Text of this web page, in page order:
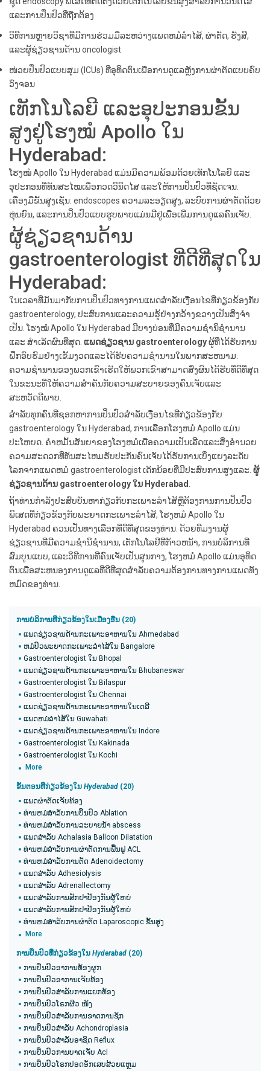
ແລະການປິ່ນປົວທີ່ຖືກຕ້ອງ
ວິທີການຫຼາຍວິຊາທີ່ມີການຮ່ວມມືລະຫວ່າງແພດຫມໍລໍາໄສ້, ຜ່າຕັດ, ຮັງສີ,
ແລະຜູ້ຊ່ຽວຊານດ້ານ oncologist
ໜ່ວຍປິ່ນປົວແບບສຸມ (ICUs) ທີ່ອຸທິດຕົນເພື່ອການດູແລຫຼັງການຜ່າຕັດແບບຄົບ
ວົງຈອນ
ເທັກໂນໂລຍີ ແລະອຸປະກອນຂັ້ນ
ສູງຢູ່ໂຮງໝໍ Apollo ໃນ
Hyderabad:
ໂຮງໝໍ Apollo ໃນ Hyderabad ແມ່ນມີຄວາມພ້ອມດ້ວຍເທັກໂນໂລຍີ ແລະ
ອຸປະກອນທີ່ທັນສະໄໝເພື່ອກວດວິນິດໄສ ແລະໃຫ້ການປິ່ນປົວທີ່ຊັດເຈນ.
ເຄື່ອງມືຂັ້ນສູງເຊັ່ນ: endoscopes ຄວາມລະອຽດສູງ, ລະບົບການຜ່າຕັດດ້ວຍ
ຫຸ່ນຍົນ, ແລະການປິ່ນປົວແບບຮູບພາບແມ່ນມີຢູ່ເພື່ອເພີ່ມການດູແລຄົນເຈັບ.
ຜູ້ຊ່ຽວຊານດ້ານ
gastroenterologist ທີ່ດີທີ່ສຸດໃນ
Hyderabad:
ໃນເວລາທີ່ມັນມາກັບການປິ່ນປົວທາງການແພດສໍາລັບເງື່ອນໄຂທີ່ກ່ຽວຂ້ອງກັບ
gastroenterology, ປະສົບການແລະຄວາມຮູ້ຢ່າງກວ້າງຂວາງເປັນສິ່ງຈໍາ
ເປັນ. ໂຮງໝໍ Apollo ໃນ Hyderabad ມີບາງບ່ອນທີ່ມີຄວາມຊຳນິຊຳນານ
ແລະ ສຳເລັດຜົນທີ່ສຸດ. ແພດຊ່ຽວຊານ gastroenterologyຜູ້​ທີ່​ໄດ້​ຮັບ​ການ​
ຝຶກ​ອົບ​ຮົມ​ຢ່າງ​ເຂັ້ມ​ງວດ​ແລະ​ໄດ້​ຮັບ​ຄວາມ​ຊໍາ​ນານ​ໃນ​ພາກ​ສະ​ຫນາມ​.
ຄວາມຊໍານານຂອງພວກເຂົາເຮັດໃຫ້ພວກເຂົາສາມາດສົ່ງຜົນໄດ້ຮັບທີ່ດີທີ່ສຸດ
ໃນຂະນະທີ່ໃຫ້ຄວາມສໍາຄັນກັບຄວາມສະບາຍຂອງຄົນເຈັບແລະ
ສະຫວັດດີພາບ.
ສໍາລັບທຸກຄົນທີ່ຊອກຫາການປິ່ນປົວສໍາລັບເງື່ອນໄຂທີ່ກ່ຽວຂ້ອງກັບ
gastroenterology ໃນ Hyderabad, ການເລືອກໂຮງຫມໍ Apollo ແມ່ນ
ປະໂຫຍດ. ຄໍາຫມັ້ນສັນຍາຂອງໂຮງຫມໍເພື່ອຄວາມເປັນເລີດແລະສິ່ງອໍານວຍ
ຄວາມສະດວກທີ່ທັນສະໄຫມຮັບປະກັນຄົນເຈັບໄດ້ຮັບການເບິ່ງແຍງລະດັບ
ໂລກຈາກແພດຫມໍ gastroenterologist ເດັກນ້ອຍທີ່ມີປະສົບການສູງແລະ. ຜູ້
ຊ່ຽວຊານດ້ານ gastroenterology ໃນ Hyderabad
ຖ້າທ່ານກໍາລັງປະສົບບັນຫາກ່ຽວກັບກະເພາະລໍາໄສ້ຫຼືຕ້ອງການການປິ່ນປົວ
ພິເສດທີ່ກ່ຽວຂ້ອງກັບພະຍາດກະເພາະລໍາໄສ້, ໂຮງຫມໍ Apollo ໃນ
Hyderabad ຄວນເປັນທາງເລືອກທີ່ດີທີ່ສຸດຂອງທ່ານ. ດ້ວຍທີມງານຜູ້
ຊ່ຽວຊານທີ່ມີຄວາມຊໍານິຊໍານານ, ເຕັກໂນໂລຢີທີ່ກ້າວຫນ້າ, ການບໍລິການທີ່
ສົມບູນແບບ, ແລະວິທີການທີ່ຄົນເຈັບເປັນສູນກາງ, ໂຮງຫມໍ Apollo ແມ່ນອຸທິດ
ຕົນເພື່ອສະຫນອງການດູແລທີ່ດີທີ່ສຸດສໍາລັບຄວາມຕ້ອງການທາງການແພດທັງ
ຫມົດຂອງທ່ານ.
ການບໍລິການທີ່ກ່ຽວຂ້ອງໃນເມືອງອື່ນ (20)
ແພດຊ່ຽວຊານດ້ານກະເພາະອາຫານໃນ Ahmedabad
ຫມໍປົວພະຍາດກະເພາະລໍາໄສ້ໃນ Bangalore
Gastroenterologist ໃນ Bhopal
ແພດຊ່ຽວຊານດ້ານກະເພາະອາຫານໃນ Bhubaneswar
Gastroenterologist ໃນ Bilaspur
Gastroenterologist ໃນ Chennai
ແພດຊ່ຽວຊານດ້ານກະເພາະອາຫານໃນເດລີ
ແພດຫມໍລໍາໄສ້ໃນ Guwahati
ແພດຊ່ຽວຊານດ້ານກະເພາະອາຫານໃນ Indore
Gastroenterologist ໃນ Kakinada
Gastroenterologist ໃນ Kochi
More
ຂັ້ນຕອນທີ່ກ່ຽວຂ້ອງໃນ Hyderabad (20​)
ແພດຜ່າຕັດເຈັບທ້ອງ
ທ່ານຫມໍສໍາລັບການປິ່ນປົວ Ablation
ທ່ານຫມໍສໍາລັບການລະບາຍນ້ໍາ abscess
ແພດສໍາລັບ Achalasia Balloon Dilatation
ທ່ານຫມໍສໍາລັບການຜ່າຕັດການຟື້ນຟູ ACL
ທ່ານຫມໍສໍາລັບການຕັດ Adenoidectomy
ແພດສໍາລັບ Adhesiolysis
ແພດສໍາລັບ Adrenallectomy
ແພດສໍາລັບການສັກຢາປ້ອງກັນຜູ້ໃຫຍ່
ແພດສໍາລັບການສັກຢາປ້ອງກັນຜູ້ໃຫຍ່
ທ່ານຫມໍສໍາລັບການຜ່າຕັດ Laparoscopic ຂັ້ນສູງ
More
ການປິ່ນປົວທີ່ກ່ຽວຂ້ອງໃນ Hyderabad (20​)
ການປິ່ນປົວອາການທ້ອງຜູກ
ການປິ່ນປົວອາການເຈັບທ້ອງ
ການປິ່ນປົວສໍາລັບການແຍກທ້ອງ
ການປິ່ນປົວໂຣກຜີວ ໜັງ
ການປິ່ນປົວສໍາລັບການຂາດການຊັກ
ການປິ່ນປົວສໍາລັບ Achondroplasia
ການປິ່ນປົວສໍາລັບອາຊິດ Reflux
ການປິ່ນປົວການບາດເຈັບ Acl
ການປິ່ນປົວໂຣກປອດອັກເສບສ້ວຍແຫຼມ